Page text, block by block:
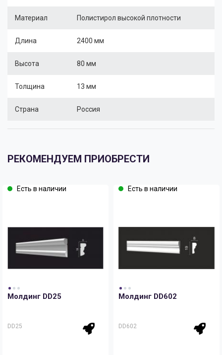
Материал Полистирол высокой плотности
Длина 2400 мм
Высота 80 мм
Толщина 13 мм
Страна Россия
РЕКОМЕНДУЕМ ПРИОБРЕСТИ
Есть в наличии
Молдинг DD25
DD25
Есть в наличии
Молдинг DD602
DD602